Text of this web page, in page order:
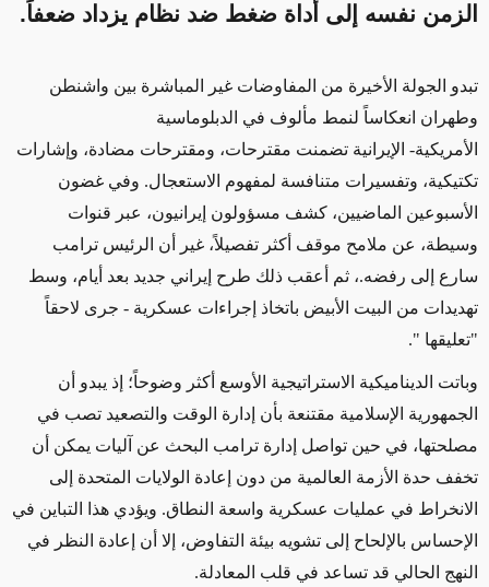
الزمن نفسه إلى أداة ضغط ضد نظام يزداد ضعفاً.
تبدو الجولة الأخيرة من المفاوضات غير المباشرة بين واشنطن
وطهران انعكاساً لنمط مألوف في الدبلوماسية
الأمريكية- الإيرانية تضمنت مقترحات، ومقترحات مضادة، وإشارات
تكتيكية، وتفسيرات متنافسة لمفهوم الاستعجال. وفي غضون
الأسبوعين الماضيين، كشف مسؤولون إيرانيون، عبر قنوات
وسيطة، عن ملامح موقف أكثر تفصيلاً، غير أن الرئيس ترامب
سارع إلى رفضه.، ثم أعقب ذلك طرح إيراني جديد بعد أيام، وسط
تهديدات من البيت الأبيض باتخاذ إجراءات عسكرية - جرى لاحقاً
"تعليقها ".
وباتت الديناميكية الاستراتيجية الأوسع أكثر وضوحاً؛ إذ يبدو أن
الجمهورية الإسلامية مقتنعة بأن إدارة الوقت والتصعيد تصب في
مصلحتها، في حين تواصل إدارة ترامب البحث عن آليات يمكن أن
تخفف حدة الأزمة العالمية من دون إعادة الولايات المتحدة إلى
الانخراط في عمليات عسكرية واسعة النطاق. ويؤدي هذا التباين في
الإحساس بالإلحاح إلى تشويه بيئة التفاوض، إلا أن إعادة النظر في
النهج الحالي قد تساعد في قلب المعادلة.